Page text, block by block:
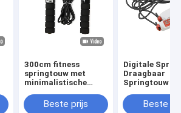
300cm fitness
springtouw met
minimalistische
een aangepast
sportgereedschap
Beste prijs
Digitale
Draagbaar
Springtouw
Trainingstijd
Tellen voor
Beste